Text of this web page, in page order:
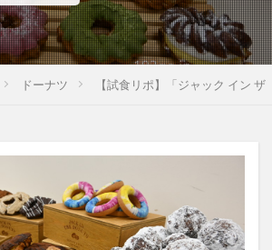
ドーナツ 【試食リポ】「ジャック イン